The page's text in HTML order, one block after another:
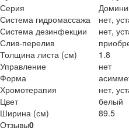
Серия
Система гидромассажа
нет,
Система дезинфекции
нет,
Слив-перелив
Толщина листа (см)
1.8
Управление
нет
Форма
Хромотерапия
нет,
Цвет
белый
Ширина (см)
89.5
Отзывы0